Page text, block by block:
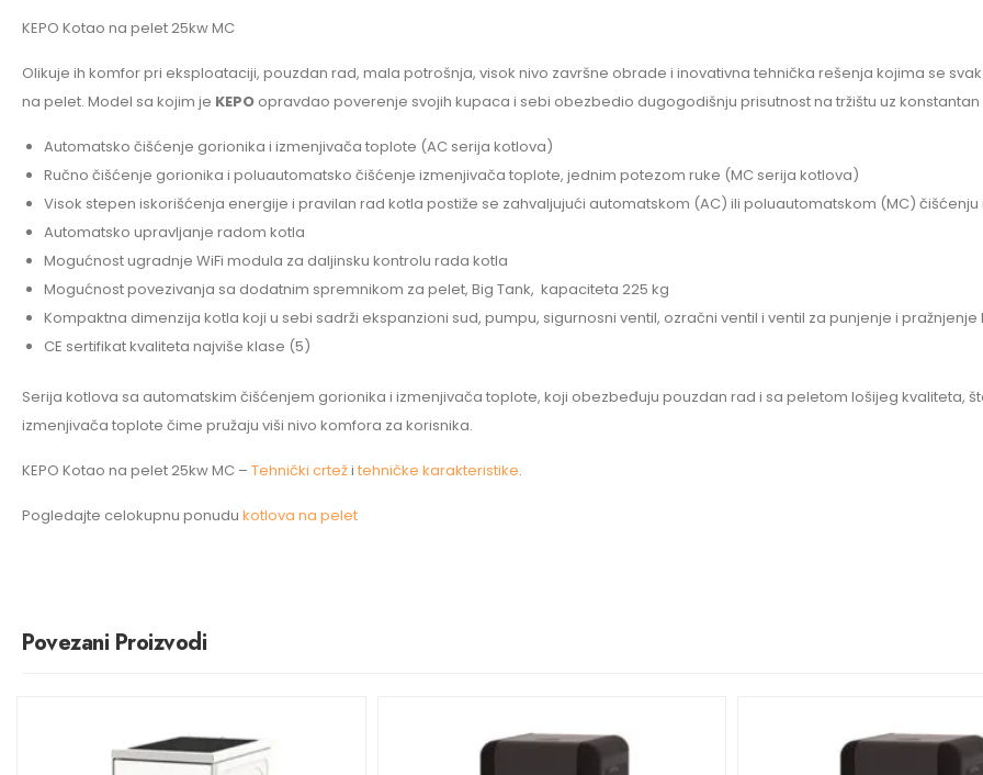
KEPO Kotao na pelet 25kw MC
Olikuje ih komfor pri eksploataciji, pouzdan rad, mala potrošnja, visok nivo završne obrade i inovativna tehnička rešenja kojima se
na pelet. Model sa kojim je KEPO opravdao poverenje svojih kupaca i sebi obezbedio dugogodišnju prisutnost na tržištu uz
Automatsko čišćenje gorionika i izmenjivača toplote (AC serija kotlova)
Ručno čišćenje gorionika i poluautomatsko čišćenje izmenjivača toplote, jednim potezom ruke (MC serija kotlova)
Visok stepen iskorišćenja energije i pravilan rad kotla postiže se zahvaljujući automatskom (AC) ili poluautomatskom (MC)
Automatsko upravljanje radom kotla
Mogućnost ugradnje WiFi modula za daljinsku kontrolu rada kotla
Mogućnost povezivanja sa dodatnim spremnikom za pelet, Big Tank, kapaciteta 225 kg
Kompaktna dimenzija kotla koji u sebi sadrži ekspanzioni sud, pumpu, sigurnosni ventil, ozračni ventil i ventil za punjenje i pražnjenje
CE sertifikat kvaliteta najviše klase (5)
Serija kotlova sa automatskim čišćenjem gorionika i izmenjivača toplote, koji obezbeđuju pouzdan rad i sa peletom lošijeg kvaliteta,
izmenjivača toplote čime pružaju viši nivo komfora za korisnika.
KEPO Kotao na pelet 25kw MC – Tehnički crteži tehničke karakteristike.
Pogledajte celokupnu ponudu kotlova na pelet
Povezani Proizvodi